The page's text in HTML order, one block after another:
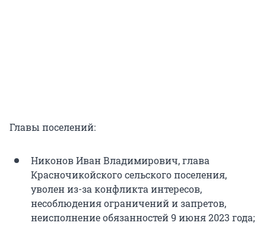
Главы поселений:
Никонов Иван Владимирович, глава
Красночикойского сельского поселения,
уволен из-за конфликта интересов,
несоблюдения ограничений и запретов,
неисполнение обязанностей 9 июня 2023 года;